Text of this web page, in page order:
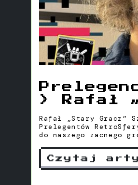
> Rafał
Rafał „Stary Gracz”
Prelegentów
do naszego zacnego
podcast Stary Gracz !
to postać niezwykle
popkultury. Jego
Czytaj